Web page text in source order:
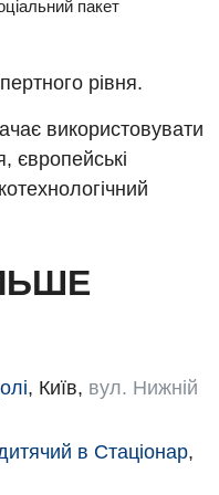
пакет
рiвня.
використовувати
європейські
, Київ, вул. Нижній
в Стаціонар,